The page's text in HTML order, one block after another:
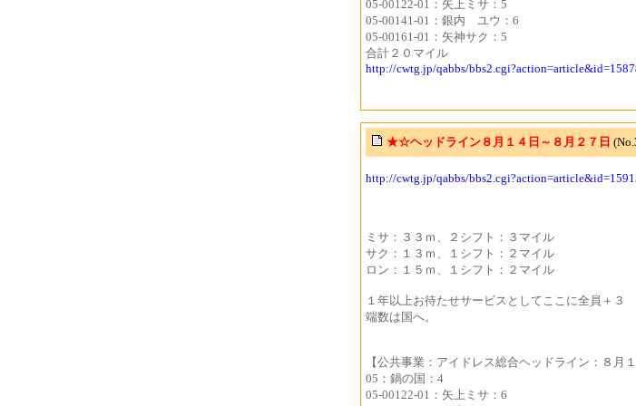
05-00122-01：矢上ミサ：5
05-00141-01：銀内 ユウ：6
05-00161-01：矢神サク：5
合計２０マイル
http://cwtg.jp/qabbs/
★☆ヘッドライン８月１４日～８月２７日
http://cwtg.jp/qabbs/
ミサ：３３ｍ、２シフト：３マイル
サク：１３ｍ、１シフト：２マイル
ロン：１５ｍ、１シフト：２マイル
１年以上お待たせサービスとしてここに全員＋３
端数は国へ。
【公共事業：アイドレス総合ヘッドライン：８月
05：鍋の国：4
05-00122-01：矢上ミサ：6